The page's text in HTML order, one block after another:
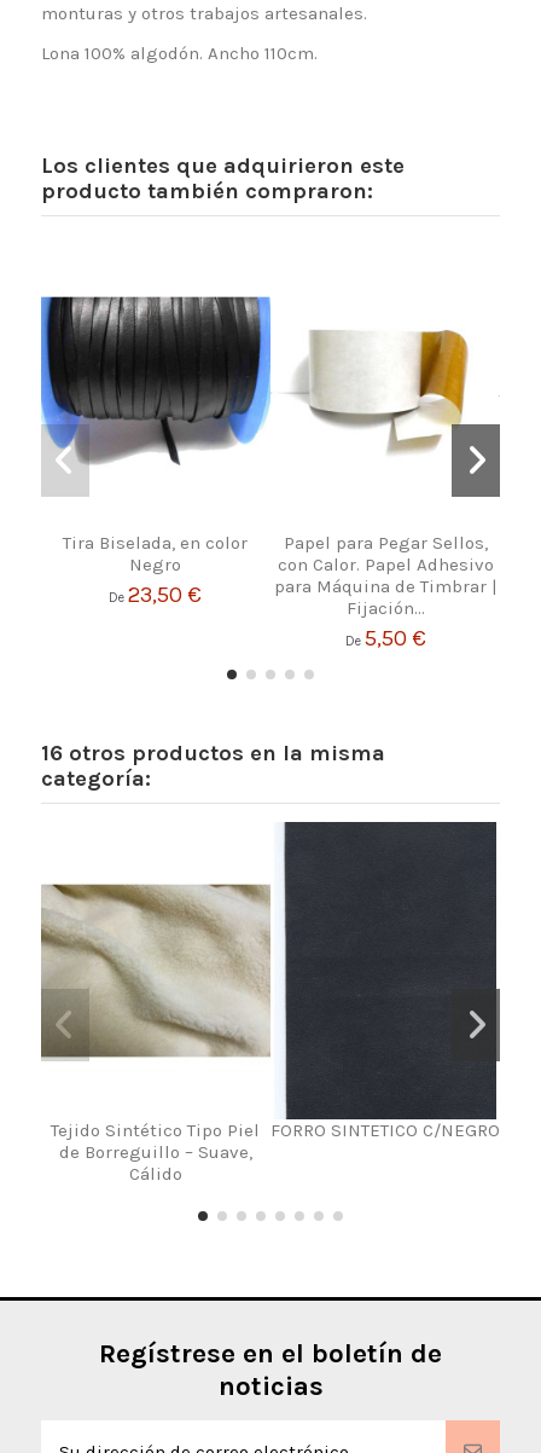
monturas y otros trabajos artesanales.
Lona 100% algodón. Ancho 110cm.
Los clientes que adquirieron este
producto también compraron:
Tira Biselada, en color
Negro
De23,50 €
Papel para Pegar Sellos,
con Calor. Papel Adhesivo
para Máquina de Timbrar |
Fijación...
De 5,50 €
16 otros productos en la misma
categoría:
Tejido Sintético Tipo Piel
de Borreguillo – Suave,
Cálido
FORRO SINTETICO C/NEGRO
Regístrese en el boletín de
noticias